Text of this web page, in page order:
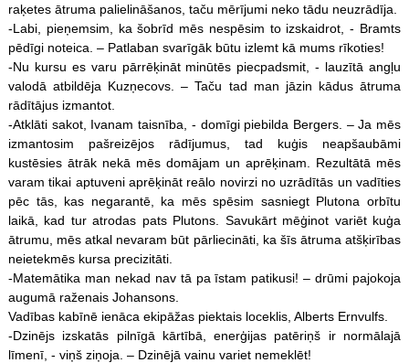
raķetes ātruma palielināšanos, taču mērījumi neko tādu neuzrādīja.
-Labi, pieņemsim, ka šobrīd mēs nespēsim to izskaidrot, - Bramts
pēdīgi noteica. – Patlaban svarīgāk būtu izlemt kā mums rīkoties!
-Nu kursu es varu pārrēķināt minūtēs piecpadsmit, - lauzītā angļu
valodā atbildēja Kuzņecovs. – Taču tad man jāzin kādus ātruma
rādītājus izmantot.
-Atklāti sakot, Ivanam taisnība, - domīgi piebilda Bergers. – Ja mēs
izmantosim pašreizējos rādījumus, tad kuģis neapšaubāmi
kustēsies ātrāk nekā mēs domājam un aprēķinam. Rezultātā mēs
varam tikai aptuveni aprēķināt reālo novirzi no uzrādītās un vadīties
pēc tās, kas negarantē, ka mēs spēsim sasniegt Plutona orbītu
laikā, kad tur atrodas pats Plutons. Savukārt mēģinot variēt kuģa
ātrumu, mēs atkal nevaram būt pārliecināti, ka šīs ātruma atšķirības
neietekmēs kursa precizitāti.
-Matemātika man nekad nav tā pa īstam patikusi! – drūmi pajokoja
augumā raženais Johansons.
Vadības kabīnē ienāca ekipāžas piektais loceklis, Alberts Ernvulfs.
-Dzinējs izskatās pilnīgā kārtībā, enerģijas patēriņš ir normālajā
līmenī, - viņš ziņoja. – Dzinējā vainu variet nemeklēt!